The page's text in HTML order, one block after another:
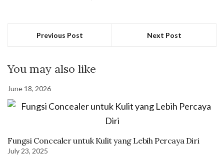
Previous Post Next Post
You may also like
June 18, 2026
Fungsi Concealer untuk Kulit yang Lebih Percaya Diri
July 23, 2025